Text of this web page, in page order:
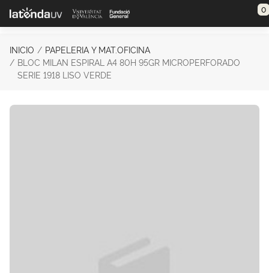
Saltar al contenido principal 0
INICIO
PAPELERIA Y MAT.OFICINA
BLOC MILAN ESPIRAL A4 80H 95GR MICROPERFORADO
SERIE 1918 LISO VERDE